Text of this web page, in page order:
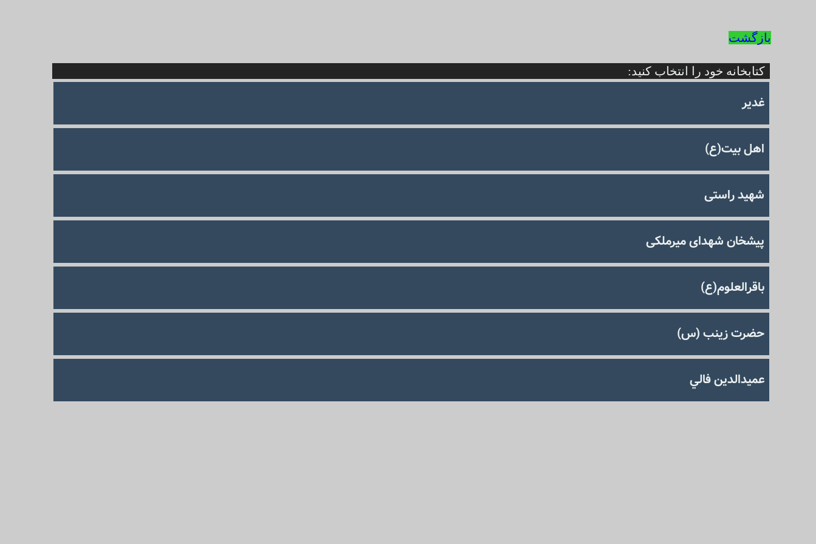
بازگشت
کتابخانه خود را انتخاب کنید:
غدیر
اهل بیت(ع)
شهید راستی
پیشخان شهدای میرملكی
باقرالعلوم(ع)
حضرت زينب (س)
عميدالدين فالي